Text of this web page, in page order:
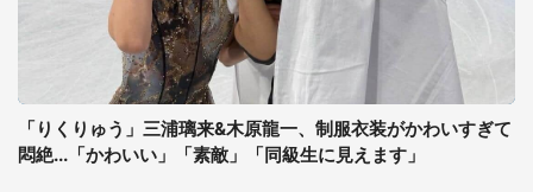
「りくりゅう」三浦璃来&木原龍一、制服衣装がかわいすぎて
悶絶...「かわいい」「素敵」「同級生に見えます」